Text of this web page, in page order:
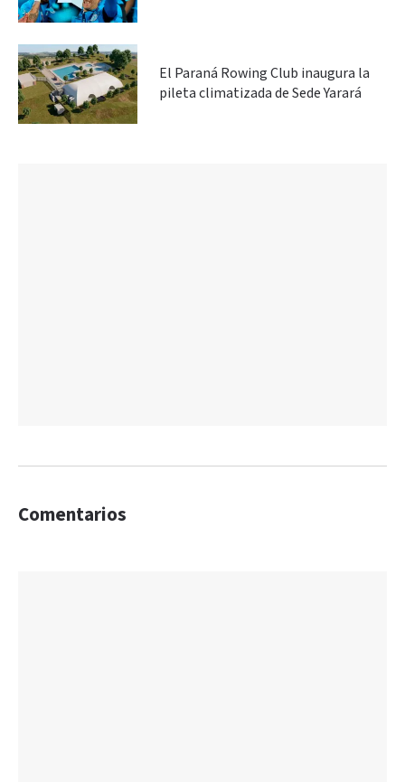
El Paraná Rowing Club inaugura la
pileta climatizada de Sede Yarará
Comentarios